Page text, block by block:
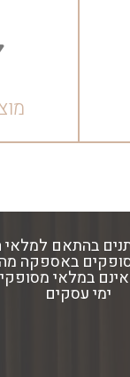
בהתאם למלאי
ימי עסקים